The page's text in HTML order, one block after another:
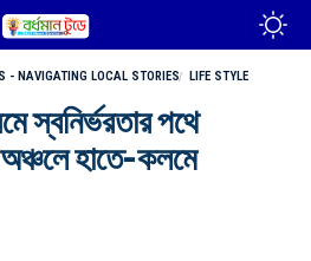
- NAVIGATING LOCAL STORIES LIFE STYLE
স্বনির্ভরতার পথে
হাতে-কলমে